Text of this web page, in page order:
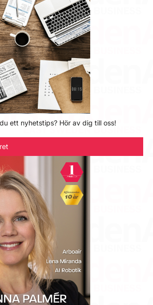
ett nyhetstips? Hör av dig till oss!